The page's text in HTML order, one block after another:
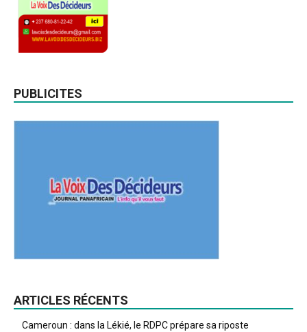
PUBLICITES
ARTICLES RÉCENTS
Cameroun : dans la Lékié, le RDPC prépare sa riposte